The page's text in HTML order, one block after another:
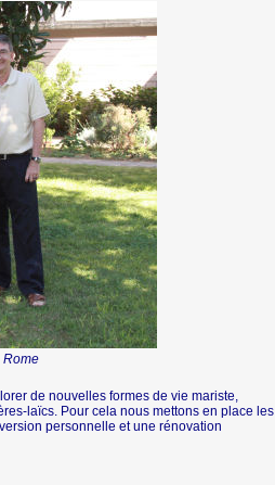
Rome
de nouvelles formes de vie mariste,
laïcs. Pour cela nous mettons en place les
personnelle et une rénovation